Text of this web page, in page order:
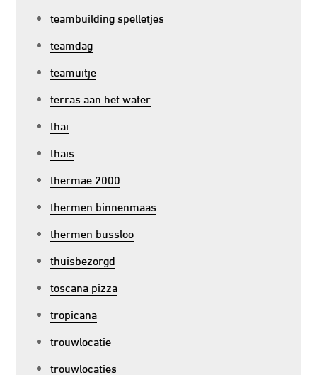
teambuilding spelletjes
teamdag
teamuitje
terras aan het water
thai
thais
thermae 2000
thermen binnenmaas
thermen bussloo
thuisbezorgd
toscana pizza
tropicana
trouwlocatie
trouwlocaties